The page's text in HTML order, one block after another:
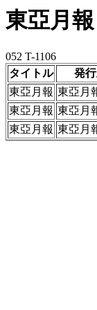
東亞月報
052 T-1106
タイトル
発
東亞月報 東亞月
東亞月報 東亞月
東亞月報 東亞月